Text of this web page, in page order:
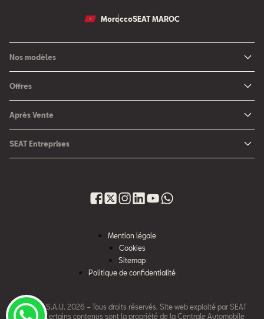
MoroccoSEAT MAROC
Nos modèles
Nouveau SEAT Ateca
Nouvelle SEAT Ibiza
Nouvelle SEAT Arona
Offres
Après Vente
SEAT Pièces de rechange
Campagne de Rappel Airbag Takata
SEAT Entreprises
Mention légale
Cookies
Sitemap
Politique de confidentialité
© SEAT, S.A.U. 2026 – Tous droits réservés. Site web exploité par SEAT
Maroc. Certains contenus sont la propriété de la Centrale Automobile